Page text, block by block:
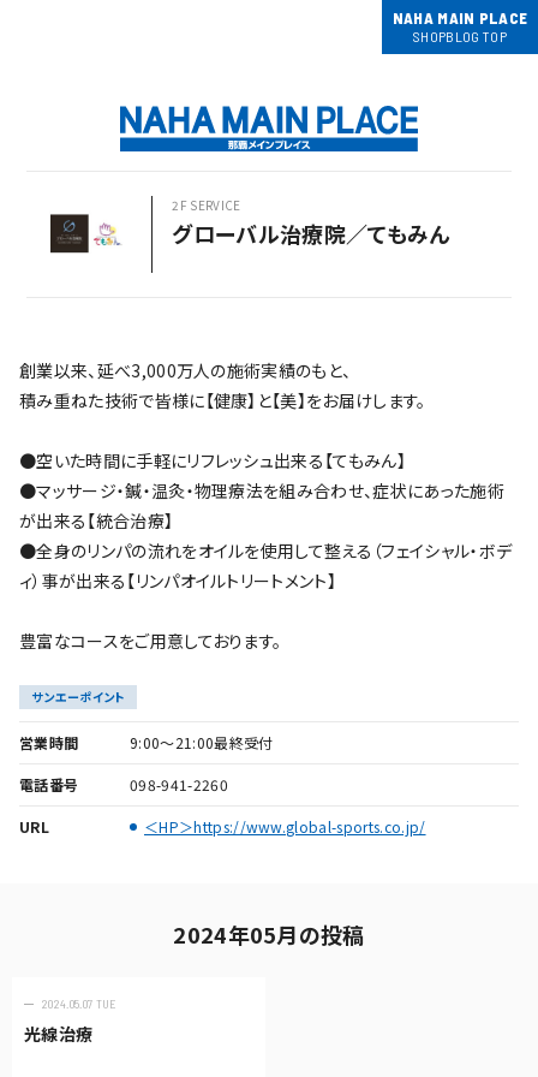
NAHA MAIN PLACE
SHOPBLOG TOP
2F SERVICE
グローバル治療院／てもみん
創業以来、延べ3,000万人の施術実績のもと、
積み重ねた技術で皆様に【健康】と【美】をお届けします。
●空いた時間に手軽にリフレッシュ出来る【てもみん】
●マッサージ・鍼・温灸・物理療法を組み合わせ、症状にあった施術
が出来る【統合治療】
●全身のリンパの流れをオイルを使用して整える（フェイシャル・ボデ
ィ）事が出来る【リンパオイルトリートメント】
豊富なコースをご用意しております。
サンエーポイント
営業時間 9:00～21:00最終受付
電話番号 098-941-2260
URL ＜HP＞https://www.global-sports.co.jp/
2024年05月の投稿
2024.05.07 TUE
光線治療